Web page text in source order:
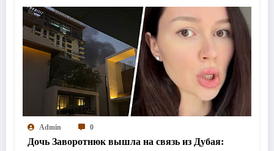
Admin 0
Дочь Заворотнюк вышла на связь из Дубая: